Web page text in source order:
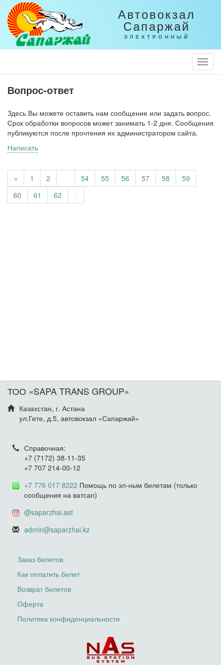
Автовокзал
Сапаржай
ЭЛЕКТРОННЫЙ
Вопрос-ответ
Здесь Вы можете оставить нам сообщение или задать вопрос.
Срок обработки вопросов может занимать 1-2 дня. Сообщения
публикуются после прочтения их администратором сайта.
Написать
« 1 2 ... 54 55 56 57 58
59
60
61 62 »
ТОО «SAPA TRANS GROUP»
Казахстан, г. Астана
ул.Гете, д.5, автовокзал «Сапаржай»
Справочная:
+7 (7172) 38-11-35
+7 707 214-00-12
+7 776 017 8222 Помощь по эл-ным билетам (только
сообщения на ватсап)
@saparzhai.ast
admin@saparzhai.kz
Заказ билетов
Как оплатить билет
Возврат билетов
Оферта
Политика конфиденциальности